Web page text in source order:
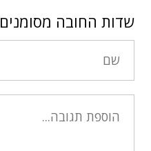
שדות החובה מסומנים